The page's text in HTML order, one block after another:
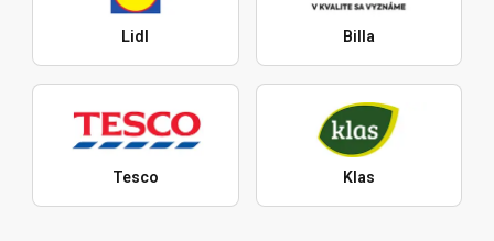
Lidl Billa
Tesco Klas